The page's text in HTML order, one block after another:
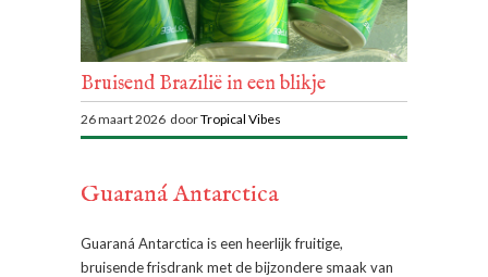
Bruisend Brazilië in een blikje
26 maart 2026 doorTropical Vibes
Guaraná Antarctica
Guaraná Antarctica is een heerlijk fruitige,
bruisende frisdrank met de bijzondere smaak van